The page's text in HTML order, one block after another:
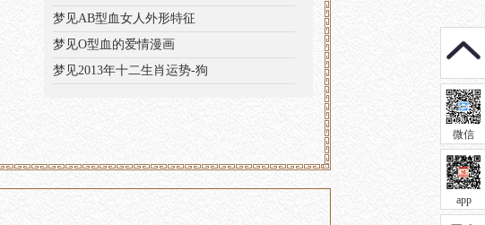
梦见AB型血女人外形特征
梦见O型血的爱情漫画
梦见2013年十二生肖运势-狗
微信
app